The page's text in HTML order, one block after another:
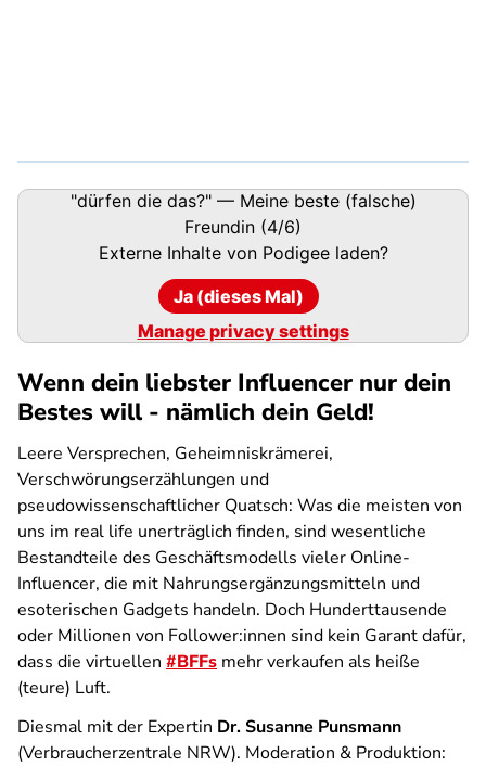
Podigee-"dürfen die das?" — Meine beste (falsche)
Freundin (4/6)
Externe Inhalte von Podigeeladen?
Ja (dieses Mal)
Manage privacy settings
Wenn dein liebster Influencer nur dein
Bestes will - nämlich dein Geld!
Leere Versprechen, Geheimniskrämerei,
Verschwörungserzählungen und
pseudowissenschaftlicher Quatsch: Was die meisten von
uns im real life unerträglich finden, sind wesentliche
Bestandteile des Geschäftsmodells vieler Online-
Influencer, die mit Nahrungsergänzungsmitteln und
esoterischen Gadgets handeln. Doch Hunderttausende
oder Millionen von Follower:innen sind kein Garant dafür,
dass die virtuellen #BFFs mehr verkaufen als heiße
(teure) Luft.
Diesmal mit der Expertin Dr. Susanne Punsmann
(Verbraucherzentrale NRW). Moderation & Produktion: